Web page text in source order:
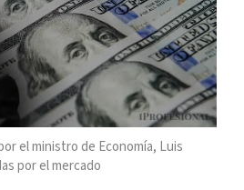
el ministro de Economía, Luis
por el mercado